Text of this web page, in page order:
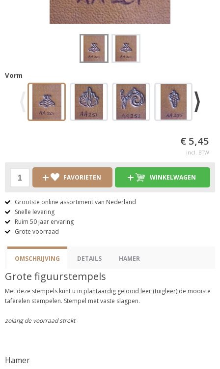
Vorm
€ 5,45
incl. BTW
FAVORIETEN WINKELWAGEN
Grootste online assortiment van Nederland
Snelle levering
Ruim 50 jaar ervaring
Grote voorraad
OMSCHRIJVING DETAILS HAMER
Grote figuurstempels
Met deze stempels kunt u in plantaardig gelooid leer (tuigleer) de mooiste
taferelen stempelen. Stempel met vaste slagpen.
zolang de voorraad strekt
Hamer